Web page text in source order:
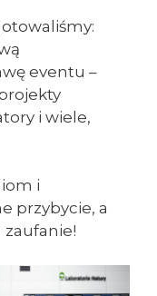
eventu –
i wiele,
i
przybycie, a
zaufanie!